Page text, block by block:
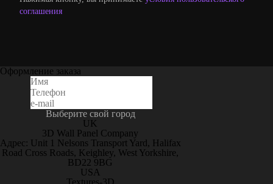
соглашения
Оформление заказа
Выберите свой город
UK
3D Wall Panel Company
Адрес: Unit 1 Nelsons Transport Yard, Halifax
Road Cross Roads, Keighley, West Yorkshire,
BD22 9BG
USA
Textures-3D